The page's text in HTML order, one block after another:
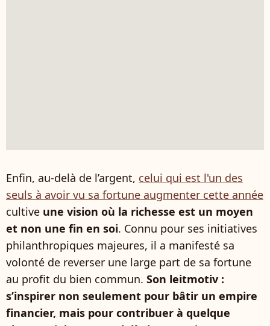
Enfin, au-delà de l’argent, celui qui est l'un des
seuls à avoir vu sa fortune augmenter cette année
cultive une vision où la richesse est un moyen
et non une fin en soi. Connu pour ses initiatives
philanthropiques majeures, il a manifesté sa
volonté de reverser une large part de sa fortune
au profit du bien commun. Son leitmotiv :
s’inspirer non seulement pour bâtir un empire
financier, mais pour contribuer à quelque